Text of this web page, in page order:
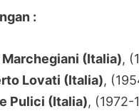
:
Marchegiani (Italia),
Lovati (Italia),
Pulici (Italia), (1972-